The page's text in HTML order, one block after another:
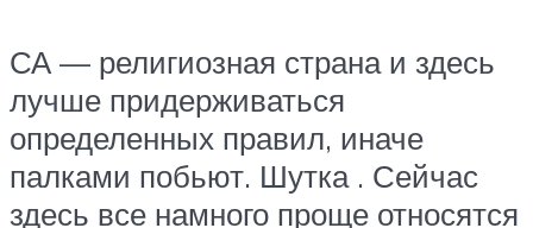
СА — религиозная страна и здесь
лучше придерживаться
определенных правил, иначе
палками побьют. Шутка . Сейчас
здесь все намного проще относятся